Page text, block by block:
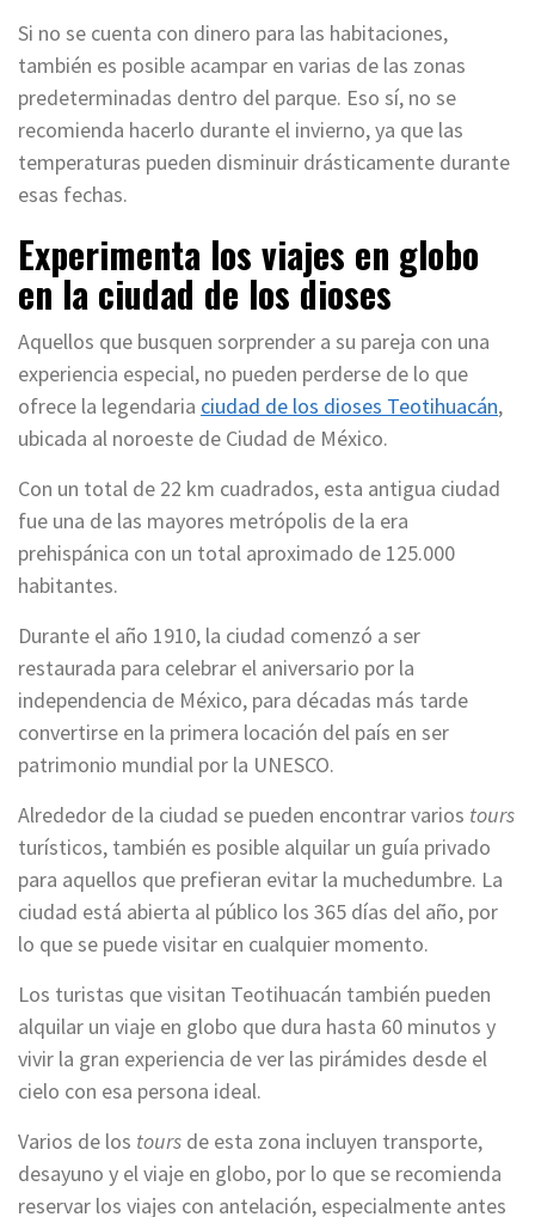
Si no se cuenta con dinero para las habitaciones,
también es posible acampar en varias de las zonas
predeterminadas dentro del parque. Eso sí, no se
recomienda hacerlo durante el invierno, ya que las
temperaturas pueden disminuir drásticamente durante
esas fechas.
Experimenta los viajes en globo
en la ciudad de los dioses
Aquellos que busquen sorprender a su pareja con una
experiencia especial, no pueden perderse de lo que
ofrece la legendaria ciudad de los dioses Teotihuacán,
ubicada al noroeste de Ciudad de México.
Con un total de 22 km cuadrados, esta antigua ciudad
fue una de las mayores metrópolis de la era
prehispánica con un total aproximado de 125.000
habitantes.
Durante el año 1910, la ciudad comenzó a ser
restaurada para celebrar el aniversario por la
independencia de México, para décadas más tarde
convertirse en la primera locación del país en ser
patrimonio mundial por la UNESCO.
Alrededor de la ciudad se pueden encontrar varios tours
turísticos, también es posible alquilar un guía privado
para aquellos que prefieran evitar la muchedumbre. La
ciudad está abierta al público los 365 días del año, por
lo que se puede visitar en cualquier momento.
Los turistas que visitan Teotihuacán también pueden
alquilar un viaje en globo que dura hasta 60 minutos y
vivir la gran experiencia de ver las pirámides desde el
cielo con esa persona ideal.
Varios de los tours de esta zona incluyen transporte,
desayuno y el viaje en globo, por lo que se recomienda
reservar los viajes con antelación, especialmente antes